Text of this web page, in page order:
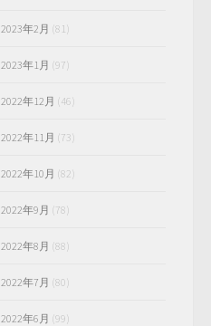
2023年2月 (81)
2023年1月 (97)
2022年12月 (46)
2022年11月 (73)
2022年10月 (82)
2022年9月 (78)
2022年8月 (88)
2022年7月 (80)
2022年6月 (99)